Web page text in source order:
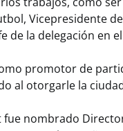
Vicepresidente
de la delegación en
promotor de
al otorgarle la
nombrado